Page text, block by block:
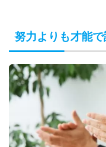
努力よりも才能